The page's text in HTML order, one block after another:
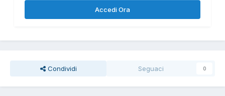
Accedi Ora
Condividi Seguaci 0